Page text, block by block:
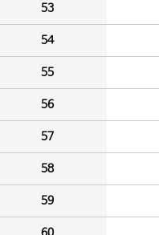
53
54
55
56
57
58
59
60